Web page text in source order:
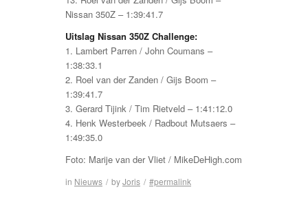
Nissan 350Z – 1:39:41.7
Uitslag Nissan 350Z Challenge:
1. Lambert Parren / John Coumans –
1:38:33.1
2. Roel van der Zanden / Gijs Boom –
1:39:41.7
3. Gerard Tijink / Tim Rietveld – 1:41:12.0
4. Henk Westerbeek / Radbout Mutsaers –
1:49:35.0
Foto: Marije van der Vliet / MikeDeHigh.com
in Nieuws / byJoris / #permalink